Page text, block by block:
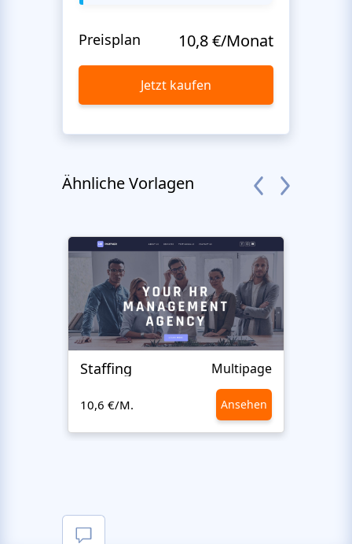
Preisplan 10,8 €/Monat
Jetzt kaufen
Ähnliche Vorlagen
Staffing Multipage
10,6 €/M. Ansehen